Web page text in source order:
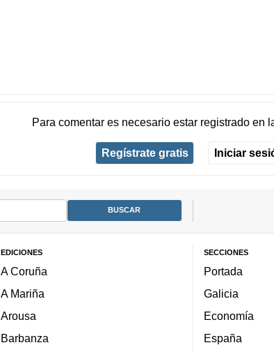
Para comentar es necesario estar registradoen
Regístrate gratis Iniciar
EDICIONES
A Coruña
A Mariña
Arousa
Barbanza
SECCIONES
Portada
Galicia
Economía
España